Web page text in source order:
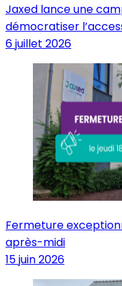
Jaxed lance une
démocratiser
6 juillet 2026
Fermeture
après-midi
15 juin 2026